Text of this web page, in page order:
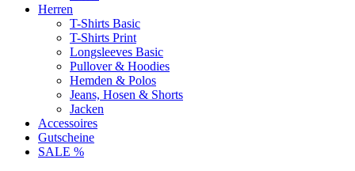
Herren
T-Shirts Basic
T-Shirts Print
Longsleeves Basic
Pullover & Hoodies
Hemden & Polos
Jeans, Hosen & Shorts
Jacken
Accessoires
Gutscheine
SALE %